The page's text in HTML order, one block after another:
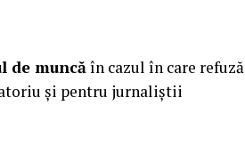
de muncăîn cazul în care refuză
și pentru jurnaliștii